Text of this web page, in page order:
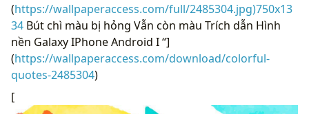
(https://wallpaperaccess.com/full/2485304.jpg)750x13
34 Bút chì màu bị hỏng Vẫn còn màu Trích dẫn Hình
nền Galaxy IPhone Android I “]
(https://wallpaperaccess.com/download/colorful-
quotes-2485304)
[